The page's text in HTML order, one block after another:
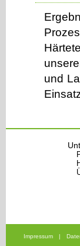
und
Impressum |